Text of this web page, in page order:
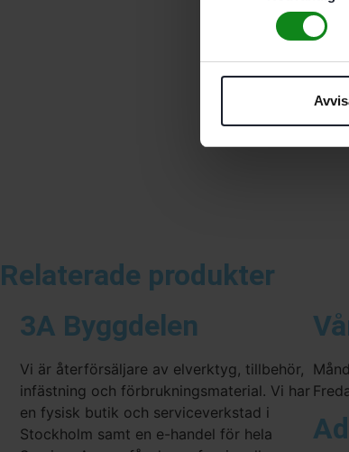
Relaterade produkter
3A Byggdelen
Vi är återförsäljare av elverktyg, tillbehör,
infästning och förbrukningsmaterial. Vi har
en fysisk butik och serviceverkstad i
Stockholm samt en e-handel för hela